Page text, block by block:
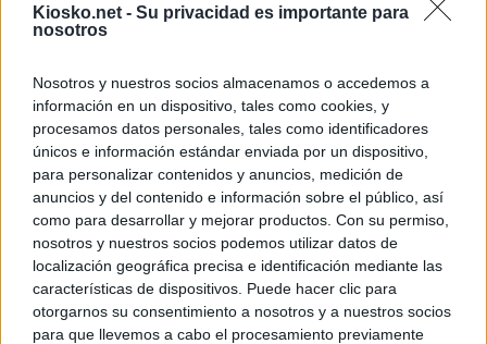
Kiosko.net - Su privacidad es importante para
nosotros
Nosotros y nuestros socios almacenamos o accedemos a
información en un dispositivo, tales como cookies, y
procesamos datos personales, tales como identificadores
únicos e información estándar enviada por un dispositivo,
para personalizar contenidos y anuncios, medición de
anuncios y del contenido e información sobre el público, así
como para desarrollar y mejorar productos. Con su permiso,
nosotros y nuestros socios podemos utilizar datos de
localización geográfica precisa e identificación mediante las
características de dispositivos. Puede hacer clic para
otorgarnos su consentimiento a nosotros y a nuestros socios
para que llevemos a cabo el procesamiento previamente